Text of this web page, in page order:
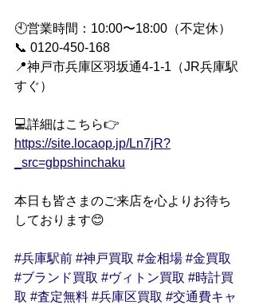
🕙営業時間：10:00〜18:00（不定休）
📞 0120-450-168
📍神戸市兵庫区羽坂通4-1-1（JR兵庫駅
すぐ）
💻詳細はこちら👉
https://site.locaop.jp/Ln7jR?
_src=gbpshinchaku
本日も皆さまのご来店を心よりお待ち
しております😊
#兵庫駅前 #神戸買取 #金相場 #金買取
#ブランド買取 #ヴィトン買取 #時計買
取 #査定無料 #兵庫区買取 #交通費キャ